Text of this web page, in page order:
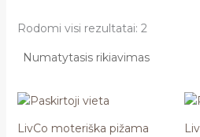
Rodomi visi rezultatai: 2
LivCo moteriška pižama